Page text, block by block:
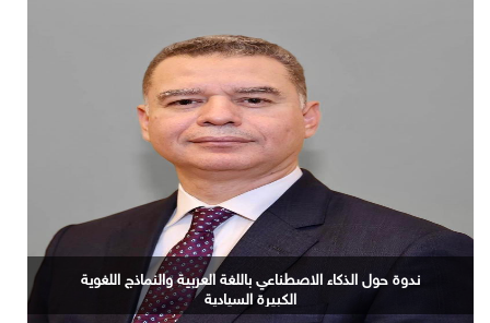
دُبي حوّلت 4 ملايين مقيمٍ إلى قوّة بيعٍ واحدة. وقصور أوروبا
الفاخرة لم تُدرك السبب بعد.